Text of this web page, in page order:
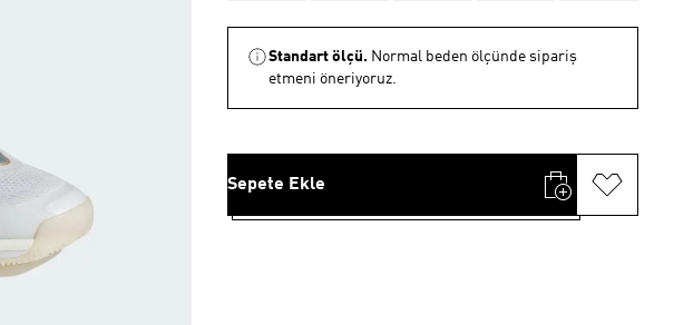
Standart ölçü. Normal beden ölçünde sipariş
etmeni öneriyoruz.
Sepete Ekle